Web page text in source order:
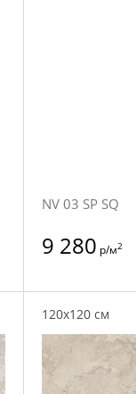
NV 03 SP SQ
9 280 р/м2
120x120 см